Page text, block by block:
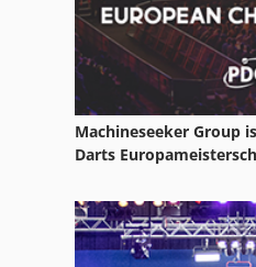
Hoflader Er 08
Hpp 11
Idx 23
Machineseeker Group
Darts